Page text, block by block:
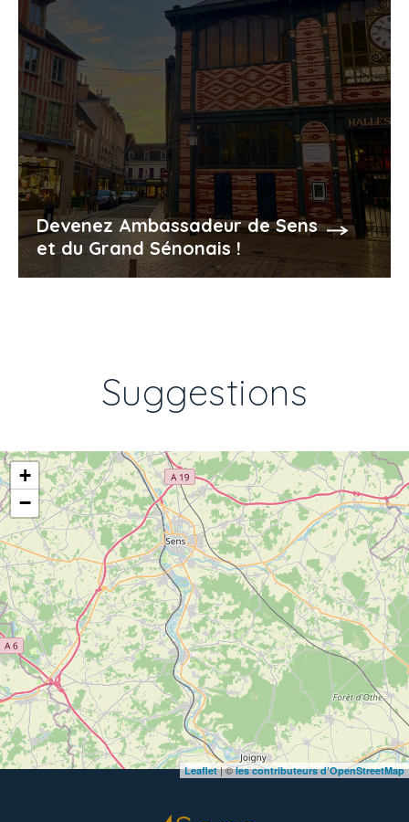
Devenez Ambassadeur de Sens
et du Grand Sénonais !
Suggestions
+
−
Leaflet| ©les contributeurs d’OpenStreetMap